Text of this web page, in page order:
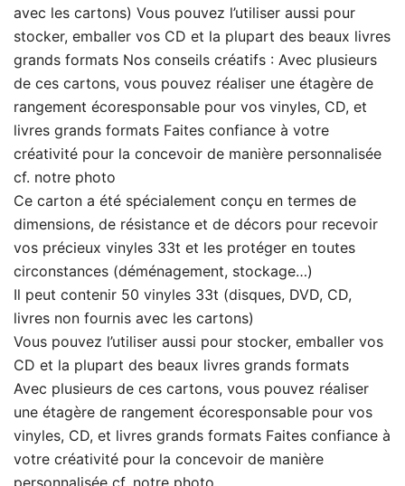
avec les cartons) Vous pouvez l’utiliser aussi pour
stocker, emballer vos CD et la plupart des beaux livres
grands formats Nos conseils créatifs : Avec plusieurs
de ces cartons, vous pouvez réaliser une étagère de
rangement écoresponsable pour vos vinyles, CD, et
livres grands formats Faites confiance à votre
créativité pour la concevoir de manière personnalisée
cf. notre photo
Ce carton a été spécialement conçu en termes de
dimensions, de résistance et de décors pour recevoir
vos précieux vinyles 33t et les protéger en toutes
circonstances (déménagement, stockage…)
Il peut contenir 50 vinyles 33t (disques, DVD, CD,
livres non fournis avec les cartons)
Vous pouvez l’utiliser aussi pour stocker, emballer vos
CD et la plupart des beaux livres grands formats
Avec plusieurs de ces cartons, vous pouvez réaliser
une étagère de rangement écoresponsable pour vos
vinyles, CD, et livres grands formats Faites confiance à
votre créativité pour la concevoir de manière